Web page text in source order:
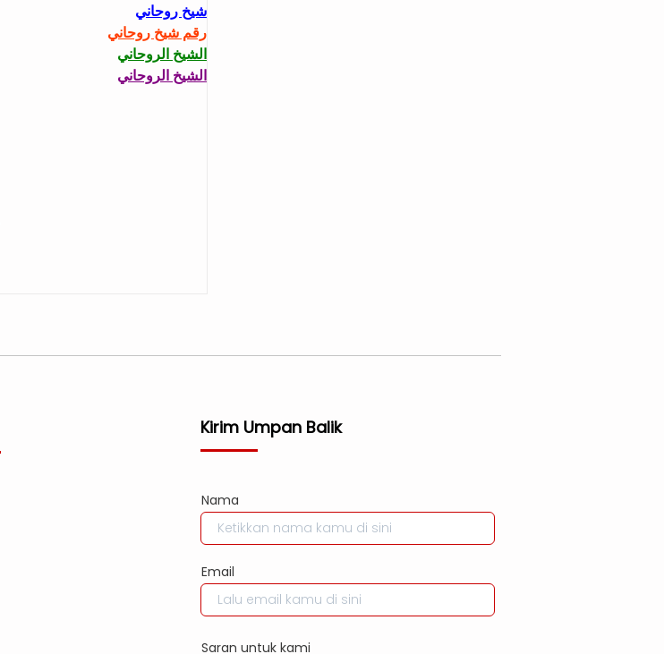
شيخ روحاني
رقم شيخ روحاني
الشيخ الروحاني
الشيخ الروحاني
Kirim Umpan Balik
Nama
Email
Saran untuk kami